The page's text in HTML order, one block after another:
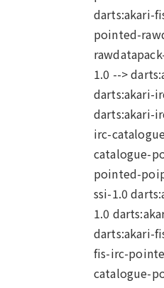
darts:akari-
pointed-
1.0 -->
darts:akari-
darts:akari-
irc-
catalogue-
pointed-
ssi-1.0
1.0
darts:akari-
fis-irc-
catalogue-